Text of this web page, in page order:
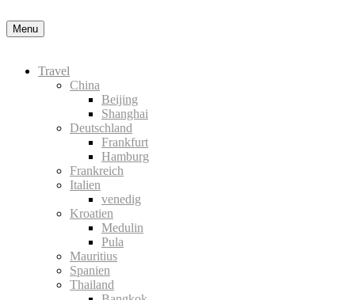
Menu
Travel
China
Beijing
Shanghai
Deutschland
Frankfurt
Hamburg
Frankreich
Italien
venedig
Kroatien
Medulin
Pula
Mauritius
Spanien
Thailand
Okay, thanks